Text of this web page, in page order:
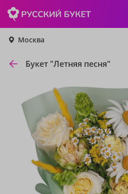
Москва
Букет "Летняя песня"